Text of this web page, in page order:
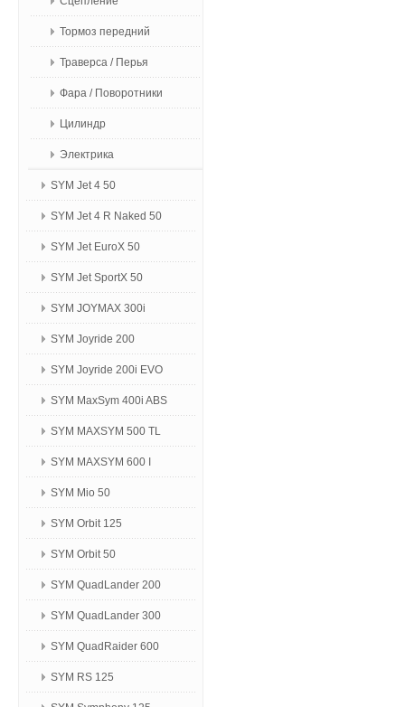
Тормоз передний
Траверса / Перья
Фара / Поворотники
Цилиндр
Электрика
SYM Jet 4 50
SYM Jet 4 R Naked 50
SYM Jet EuroX 50
SYM Jet SportX 50
SYM JOYMAX 300i
SYM Joyride 200
SYM Joyride 200i EVO
SYM MaxSym 400i ABS
SYM MAXSYM 500 TL
SYM MAXSYM 600 I
SYM Mio 50
SYM Orbit 125
SYM Orbit 50
SYM QuadLander 200
SYM QuadLander 300
SYM QuadRaider 600
SYM RS 125